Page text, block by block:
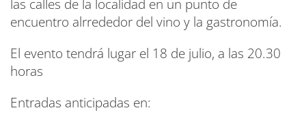
las calles de la localidad en un punto de
encuentro alrrededor del vino y la gastronomía.
El evento tendrá lugar el 18 de julio, a las 20.30
horas
Entradas anticipadas en: